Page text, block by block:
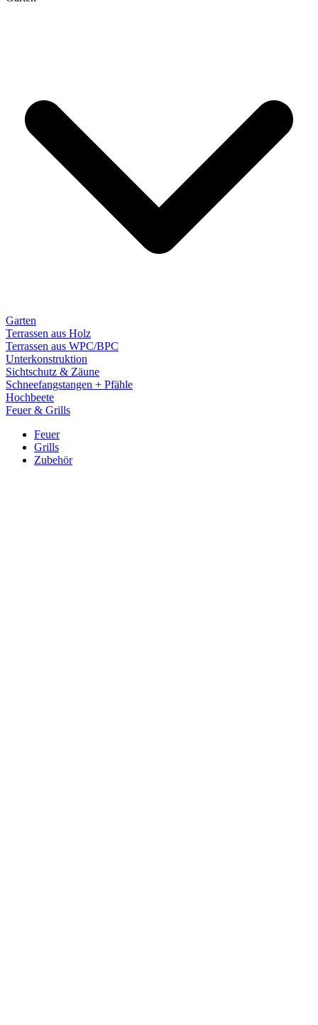
Garten
Terrassen aus Holz
Terrassen aus WPC/BPC
Unterkonstruktion
Sichtschutz & Zäune
Schneefangstangen + Pfähle
Hochbeete
Feuer & Grills
Feuer
Grills
Zubehör